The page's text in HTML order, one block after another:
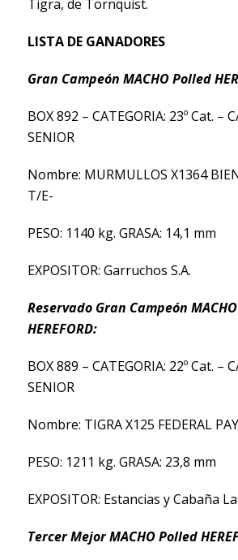
Tigra, de Tornquist.
LISTA DE GANADORES
Gran Campeón MACHO Polled
BOX 892 – CATEGORIA: 23º Cat. –
SENIOR
Nombre: MURMULLOS X1364
T/E-
PESO: 1140 kg. GRASA: 14,1 mm
EXPOSITOR: Garruchos S.A.
Reservado Gran Campeón
HEREFORD:
BOX 889 – CATEGORIA: 22º Cat. –
SENIOR
Nombre: TIGRA X125 FEDERAL
PESO: 1211 kg. GRASA: 23,8 mm
EXPOSITOR: Estancias y Cabaña
Tercer Mejor MACHO Polled